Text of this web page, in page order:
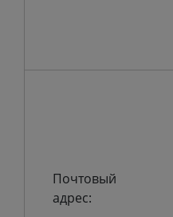
Почтовый
адрес: